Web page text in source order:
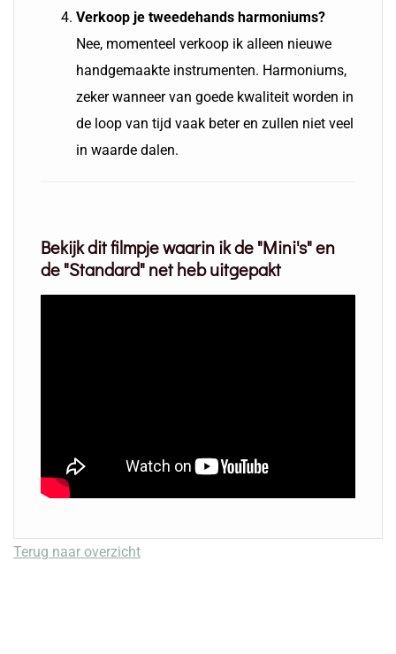
Verkoop je tweedehands harmoniums?
Nee, momenteel verkoop ik alleen nieuwe
handgemaakte instrumenten. Harmoniums,
zeker wanneer van goede kwaliteit worden in
de loop van tijd vaak beter en zullen niet veel
in waarde dalen.
Bekijk dit filmpje waarin ik de "Mini's" en
de "Standard" net heb uitgepakt
Terug naar overzicht